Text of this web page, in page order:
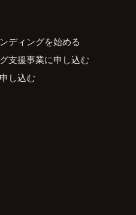
ディングを始める
支援事業に申し込む
し込む